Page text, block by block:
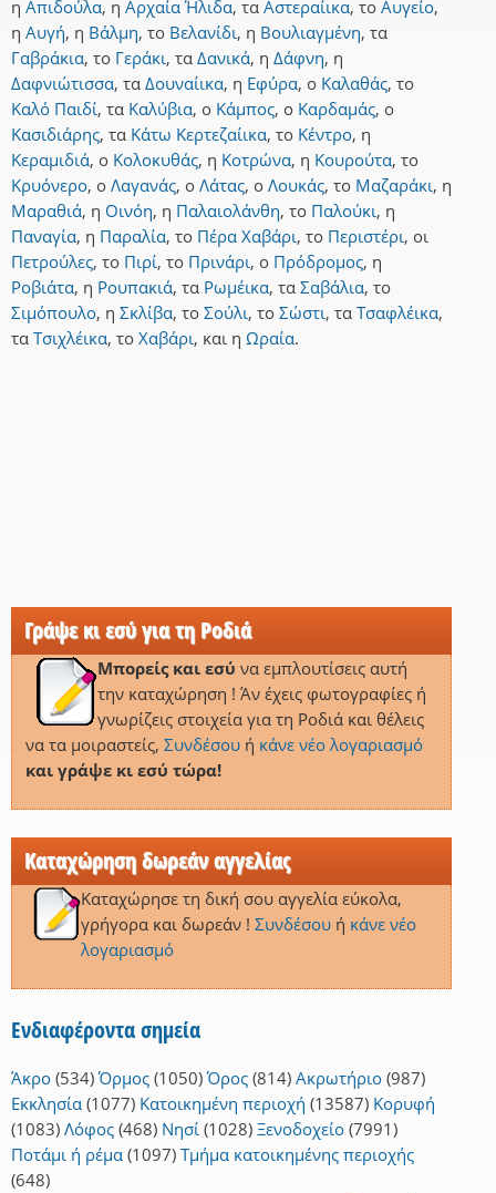
η Απιδούλα, η Αρχαία Ήλιδα, τα Αστεραίικα, το Αυγείο,
η Αυγή, η Βάλμη, το Βελανίδι, η Βουλιαγμένη, τα
Γαβράκια, το Γεράκι, τα Δανικά, η Δάφνη, η
Δαφνιώτισσα, τα Δουναίικα, η Εφύρα, ο Καλαθάς, το
Καλό Παιδί, τα Καλύβια, ο Κάμπος, ο Καρδαμάς, ο
Κασιδιάρης, τα Κάτω Κερτεζαίικα, το Κέντρο, η
Κεραμιδιά, ο Κολοκυθάς, η Κοτρώνα, η Κουρούτα, το
Κρυόνερο, ο Λαγανάς, ο Λάτας, ο Λουκάς, το Μαζαράκι, η
Μαραθιά, η Οινόη, η Παλαιολάνθη, το Παλούκι, η
Παναγία, η Παραλία, το Πέρα Χαβάρι, το Περιστέρι, οι
Πετρούλες, το Πιρί, το Πρινάρι, ο Πρόδρομος, η
Ροβιάτα, η Ρουπακιά, τα Ρωμέικα, τα Σαβάλια, το
Σιμόπουλο, η Σκλίβα, το Σούλι, το Σώστι, τα Τσαφλέικα,
τα Τσιχλέικα, το Χαβάρι, και η Ωραία.
Γράψε κι εσύ για τη Ροδιά
Μπορείς και εσύ να εμπλουτίσεις αυτή
την καταχώρηση ! Άν έχεις φωτογραφίες ή
γνωρίζεις στοιχεία για τη Ροδιά και θέλεις
να τα μοιραστείς, Συνδέσουή κάνε νέο λογαριασμό
και γράψε κι εσύ τώρα!
Καταχώρηση δωρεάν αγγελίας
Καταχώρησε τη δική σου αγγελία εύκολα,
γρήγορα και δωρεάν ! Συνδέσουή κάνε νέο
λογαριασμό
Ενδιαφέροντα σημεία
Άκρο (534) Όρμος (1050) Όρος (814) Ακρωτήριο (987)
Εκκλησία (1077) Κατοικημένη περιοχή (13587) Κορυφή
(1083) Λόφος (468) Νησί (1028) Ξενοδοχείο (7991)
Ποτάμι ή ρέμα (1097) Τμήμα κατοικημένης περιοχής
(648)